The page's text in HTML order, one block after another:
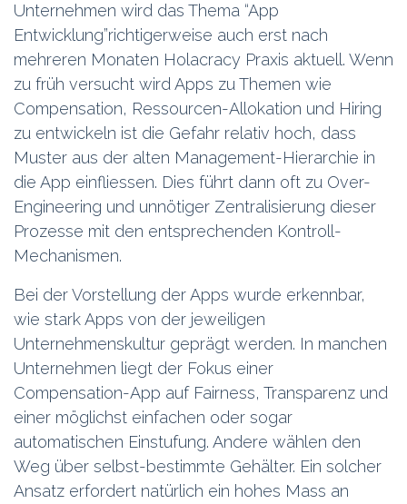
Unternehmen wird das Thema “App
Entwicklung”richtigerweise auch erst nach
mehreren Monaten Holacracy Praxis aktuell. Wenn
zu früh versucht wird Apps zu Themen wie
Compensation, Ressourcen-Allokation und Hiring
zu entwickeln ist die Gefahr relativ hoch, dass
Muster aus der alten Management-Hierarchie in
die App einfliessen. Dies führt dann oft zu Over-
Engineering und unnötiger Zentralisierung dieser
Prozesse mit den entsprechenden Kontroll-
Mechanismen.
Bei der Vorstellung der Apps wurde erkennbar,
wie stark Apps von der jeweiligen
Unternehmenskultur geprägt werden. In manchen
Unternehmen liegt der Fokus einer
Compensation-App auf Fairness, Transparenz und
einer möglichst einfachen oder sogar
automatischen Einstufung. Andere wählen den
Weg über selbst-bestimmte Gehälter. Ein solcher
Ansatz erfordert natürlich ein hohes Mass an